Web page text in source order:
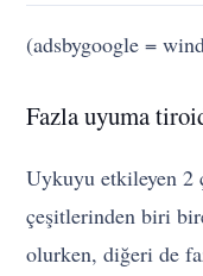
(adsbygoogle =
Fazla uyuma
Uykuyu etkileyen
çeşitlerinden biri
olurken, diğeri de